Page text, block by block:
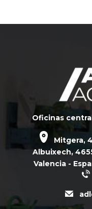
Oficinas
Mitgera,
Albuixech,
Valencia -